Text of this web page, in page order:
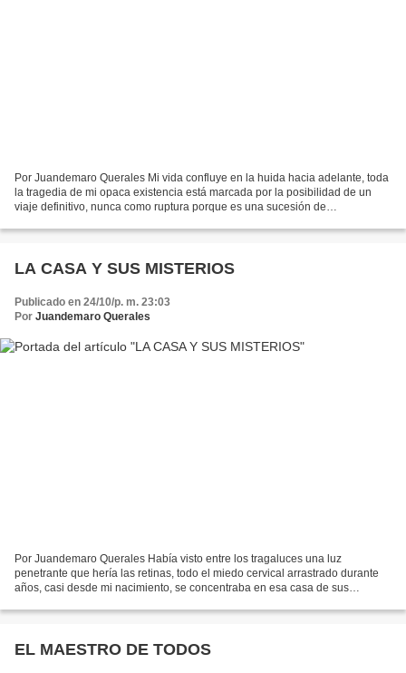
Por Juandemaro Querales Mi vida confluye en la huida hacia adelante, toda
la tragedia de mi opaca existencia está marcada por la posibilidad de un
viaje definitivo, nunca como ruptura porque es una sucesión de
LA CASA Y SUS MISTERIOS
Publicado en 24/10/p. m. 23:03
Por Juandemaro Querales
Por Juandemaro Querales Había visto entre los tragaluces una luz
penetrante que hería las retinas, todo el miedo cervical arrastrado durante
años, casi desde mi nacimiento, se concentraba en esa casa de sus
EL MAESTRO DE TODOS